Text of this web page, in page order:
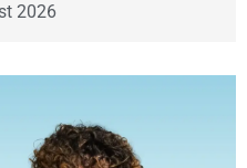
2026